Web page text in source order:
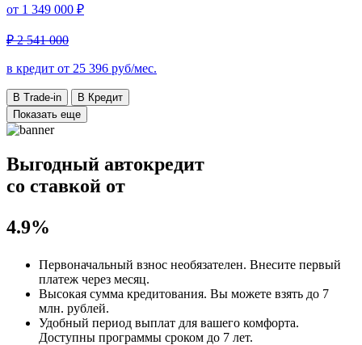
от 1 349 000 ₽
₽ 2 541 000
в кредит от 25 396 руб/мес.
В Trade-in
В Кредит
Показать еще
Выгодный автокредит
со ставкой от
4.9%
Первоначальный взнос необязателен. Внесите первый
платеж через месяц.
Высокая сумма кредитования. Вы можете взять до 7
млн. рублей.
Удобный период выплат для вашего комфорта.
Доступны программы сроком до 7 лет.